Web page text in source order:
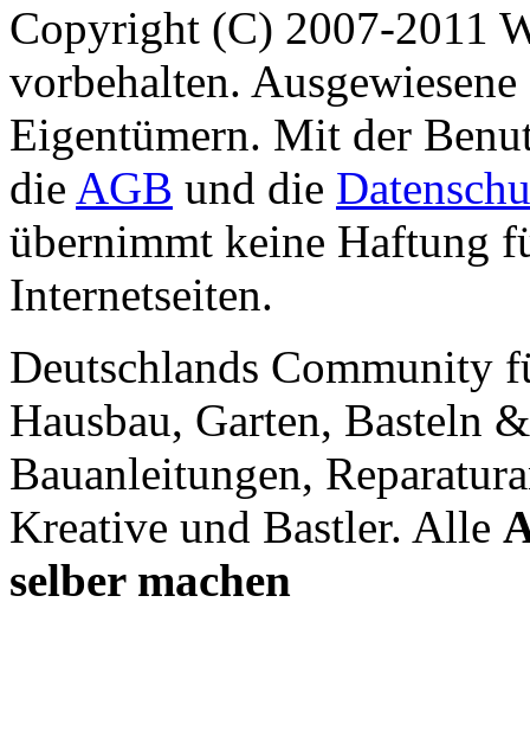
Copyright (C) 2007-2011
vorbehalten.
Eigentümern. Mit der
die AGB und die
übernimmt keine Haftung
Internetseiten.
Deutschlands Community
Hausbau, Garten, Basteln
Bauanleitungen,
Kreative und Bastler. Alle
selber machen